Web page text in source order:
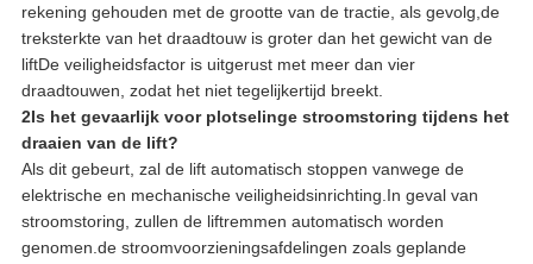
rekening gehouden met de grootte van de tractie, als gevolg,de
treksterkte van het draadtouw is groter dan het gewicht van de
liftDe veiligheidsfactor is uitgerust met meer dan vier
draadtouwen, zodat het niet tegelijkertijd breekt.
2Is het gevaarlijk voor plotselinge stroomstoring tijdens het
draaien van de lift?
Als dit gebeurt, zal de lift automatisch stoppen vanwege de
elektrische en mechanische veiligheidsinrichting.In geval van
stroomstoring, zullen de liftremmen automatisch worden
genomen.de stroomvoorzieningsafdelingen zoals geplande